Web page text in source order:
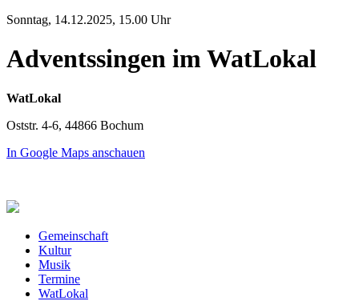
Sonntag, 14.12.2025, 15.00 Uhr
Adventssingen im WatLokal
WatLokal
Oststr. 4-6, 44866 Bochum
In Google Maps anschauen
Gemeinschaft
Kultur
Musik
Termine
WatLokal